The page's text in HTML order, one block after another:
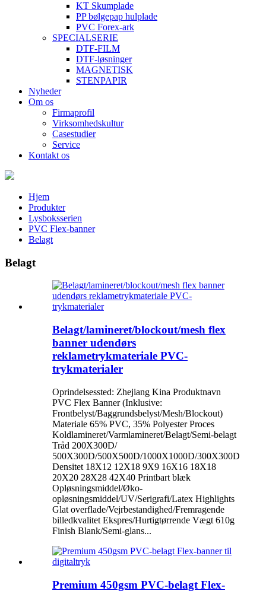
KT Skumplade
PP bølgepap hulplade
PVC Forex-ark
SPECIALSERIE
DTF-FILM
DTF-løsninger
MAGNETISK
STENPAPIR
Nyheder
Om os
Firmaprofil
Virksomhedskultur
Casestudier
Service
Kontakt os
Hjem
Produkter
Lysboksserien
PVC Flex-banner
Belagt
Belagt
Belagt/lamineret/blockout/mesh flex
banner udendørs
reklametrykmateriale PVC-
trykmaterialer
Oprindelsessted: Zhejiang Kina Produktnavn
PVC Flex Banner (Inklusive:
Frontbelyst/Baggrundsbelyst/Mesh/Blockout)
Materiale 65% PVC, 35% Polyester Proces
Koldlamineret/Varmlamineret/Belagt/Semi-belagt
Tråd 200X300D/
500X300D/500X500D/1000X1000D/300X300D
Densitet 18X12 12X18 9X9 16X16 18X18
20X20 28X28 42X40 Printbart blæk
Opløsningsmiddel/Øko-
opløsningsmiddel/UV/Serigrafi/Latex Highlights
Glat overflade/Vejrbestandighed/Fremragende
billedkvalitet Ekspres/Hurtigtørrende Vægt 610g
Finish Blank/Semi-glans...
Premium 450gsm PVC-belagt Flex-